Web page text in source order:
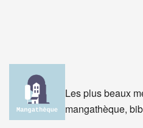
Les plus beaux
mangathèque,